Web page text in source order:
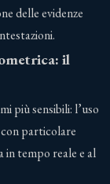
delle evidenze
il
più sensibili: l’uso
particolare
tempo reale e al